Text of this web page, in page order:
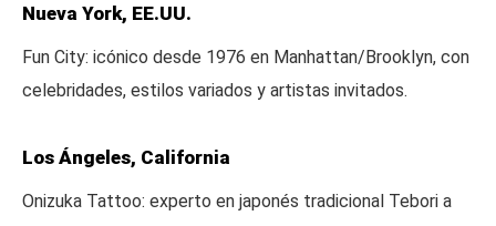
Nueva York, EE.UU.
Fun City: icónico desde 1976 en Manhattan/Brooklyn, con
celebridades, estilos variados y artistas invitados.
Los Ángeles, California
Onizuka Tattoo: experto en japonés tradicional Tebori a